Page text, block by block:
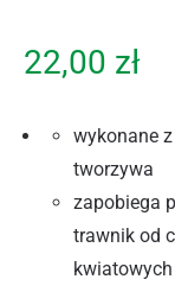
22,00 zł
wykonane
tworzywa
zapobiega
trawnik od
kwiatowych